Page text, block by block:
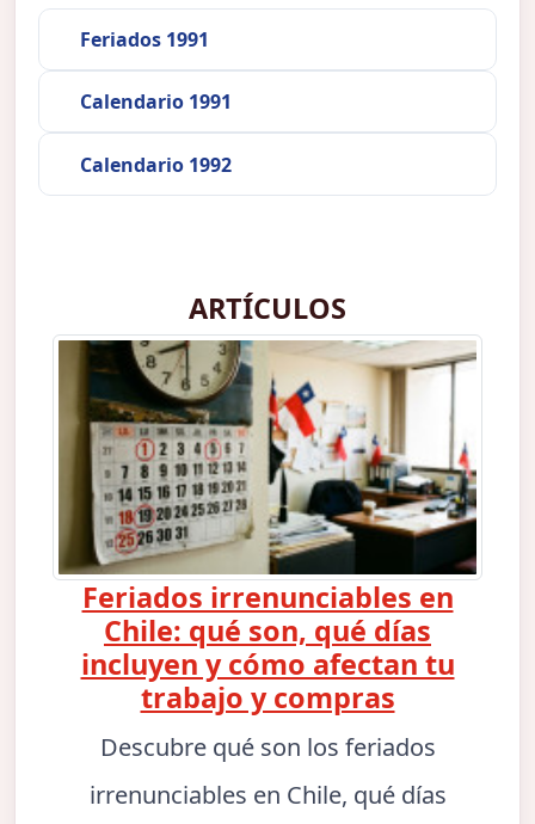
Feriados 1991
Calendario 1991
Calendario 1992
ARTÍCULOS
Feriados irrenunciables en
Chile: qué son, qué días
incluyen y cómo afectan tu
trabajo y compras
Descubre qué son los feriados
irrenunciables en Chile, qué días